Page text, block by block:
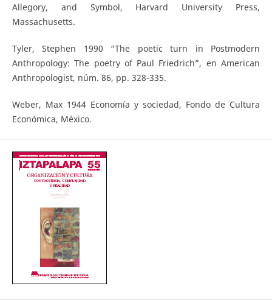
Allegory, and Symbol, Harvard University Press,
Massachusetts.
Tyler, Stephen 1990 “The poetic turn in Postmodern
Anthropology: The poetry of Paul Friedrich”, en American
Anthropologist, núm. 86, pp. 328-335.
Weber, Max 1944 Economía y sociedad, Fondo de Cultura
Económica, México.